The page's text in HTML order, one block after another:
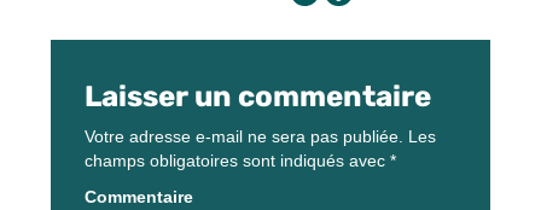
Laisser un commentaire
Votre adresse e-mail ne sera pas publiée. Les
champs obligatoires sont indiqués avec *
Commentaire